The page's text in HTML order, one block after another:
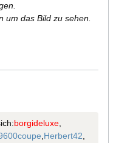
um das Bild zu sehen.
borgideluxe,
,Herbert42,